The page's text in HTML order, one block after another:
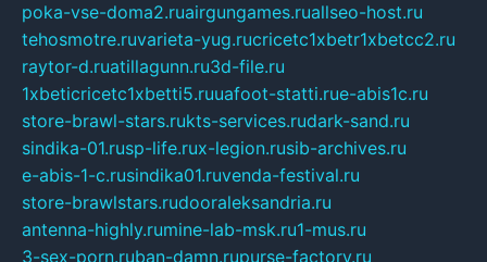
poka-vse-doma2.ruairgungames.ruallseo-host.ru
tehosmotre.ruvarieta-yug.rucricetc1xbetr1xbetcc2.ru
raytor-d.ruatillagunn.ru3d-file.ru
1xbeticricetc1xbetti5.ruuafoot-statti.rue-abis1c.ru
store-brawl-stars.rukts-services.rudark-sand.ru
sindika-01.rusp-life.rux-legion.rusib-archives.ru
e-abis-1-c.rusindika01.ruvenda-festival.ru
store-brawlstars.rudooraleksandria.ru
antenna-highly.rumine-lab-msk.ru1-mus.ru
3-sex-porn.ruban-damn.rupurse-factory.ru